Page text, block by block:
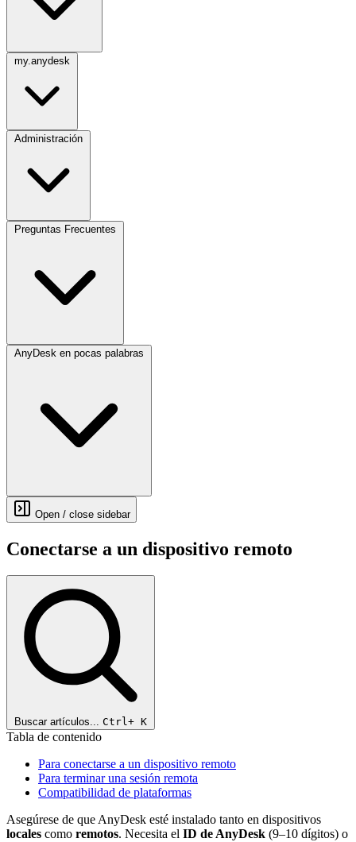
my.anydesk
Administración
Preguntas Frecuentes
AnyDesk en pocas palabras
Open / close sidebar
Conectarse a un dispositivo remoto
Buscar artículos... Ctrl+ K
Tabla de contenido
Para conectarse a un dispositivo remoto
Para terminar una sesión remota
Compatibilidad de plataformas
Asegúrese de que AnyDesk esté instalado tanto en dispositivos
locales como remotos. Necesita el ID de AnyDesk (9–10 dígitos) o